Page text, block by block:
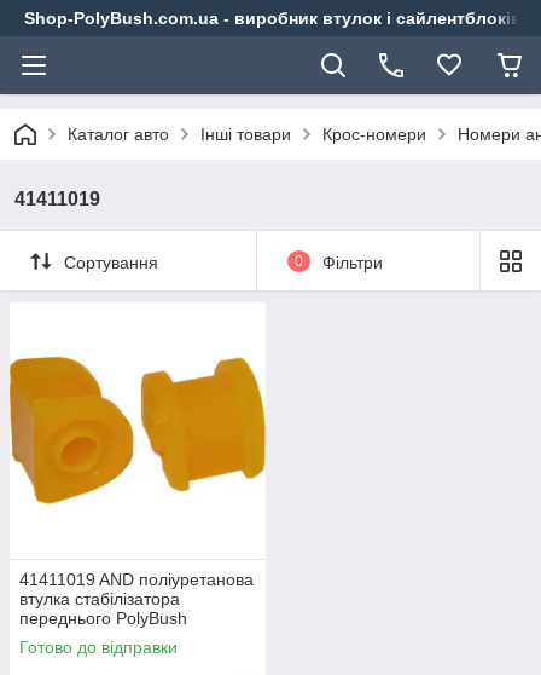
Shop-PolyBush.com.ua - виробник втулок і сайлентблоків
Каталог авто Інші товари Крос-номери Номери
41411019
Сортування 0 Фільтри
41411019 AND поліуретанова
втулка стабілізатора
переднього PolyBush
(аналог) v19
Готово до відправки